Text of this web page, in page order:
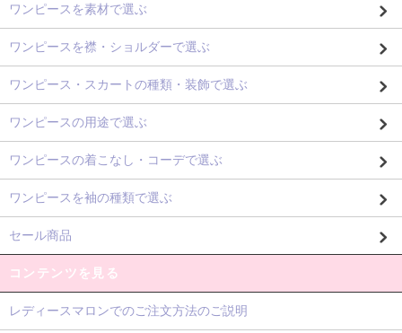
ワンピースを素材で選ぶ
ワンピースを襟・ショルダーで選ぶ
ワンピース・スカートの種類・装飾で選ぶ
ワンピースの用途で選ぶ
ワンピースの着こなし・コーデで選ぶ
ワンピースを袖の種類で選ぶ
セール商品
コンテンツを見る
レディースマロンでのご注文方法のご説明